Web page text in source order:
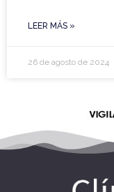
LEER MÁS »
26 de agosto de 2024